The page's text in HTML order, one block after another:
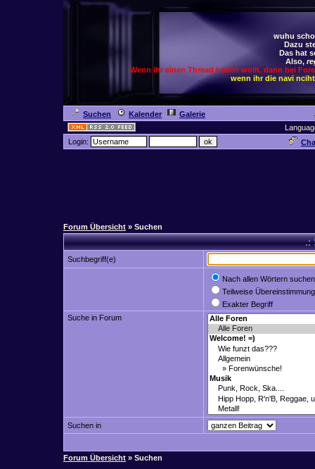
wuhu
Dazu
Das hat
Also,
Wenn ihr einen Thread haben wollt, dann bei
wenn ihr die navi
Suchen Kalender
Galerie
Login:
Forum Übersicht » Suchen
.:
Suchbegriff(e)
Nach allen Wörtern
Teilweise
Exakter Begriff
Suche in Forum
Suchen in
Forum Übersicht » Suchen